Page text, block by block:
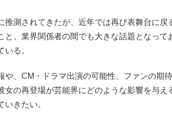
測されてきたが、近年では再び表舞台に戻
、業界関係者の間でも大きな話題となって
る。
、CM・ドラマ出演の可能性、ファンの期
の再登場が芸能界にどのような影響を与え
きたい。